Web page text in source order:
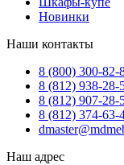
Новинки
Наши контакты
8 (800) 300-82-
8 (812) 938-28-
8 (812) 907-28-
8 (812) 374-63-
Наш адрес